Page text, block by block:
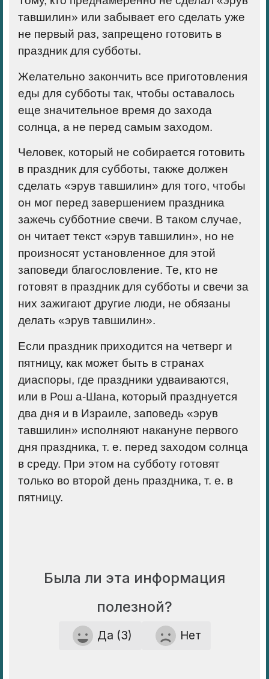
тавшилин» или забывает его сделать уже
не первый раз, запрещено готовить в
праздник для субботы.
Желательно закончить все приготовления
еды для субботы так, чтобы оставалось
еще значительное время до захода
солнца, а не перед самым заходом.
Человек, который не собирается готовить
в праздник для субботы, также должен
сделать «эрув тавшилин» для того, чтобы
он мог перед завершением праздника
зажечь субботние свечи. В таком случае,
он читает текст «эрув тавшилин», но не
произносят установленное для этой
заповеди благословление. Те, кто не
готовят в праздник для субботы и свечи за
них зажигают другие люди, не обязаны
делать «эрув тавшилин».
Если праздник приходится на четверг и
пятницу, как может быть в странах
диаспоры, где праздники удваиваются,
или в Рош а-Шана, который празднуется
два дня и в Израиле, заповедь «эрув
тавшилин» исполняют накануне первого
дня праздника, т. е. перед заходом солнца
в среду. При этом на субботу готовят
только во второй день праздника, т. е. в
пятницу.
Была ли эта информация
полезной?
Да (3) Нет